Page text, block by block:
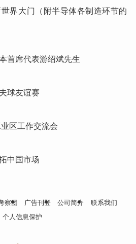
界大门（附半导体各制造环节的
首席代表游绍斌先生
球友谊赛
区工作交流会
中国市场
察团 广告刊登 公司简介
联系我们
个人信息保护